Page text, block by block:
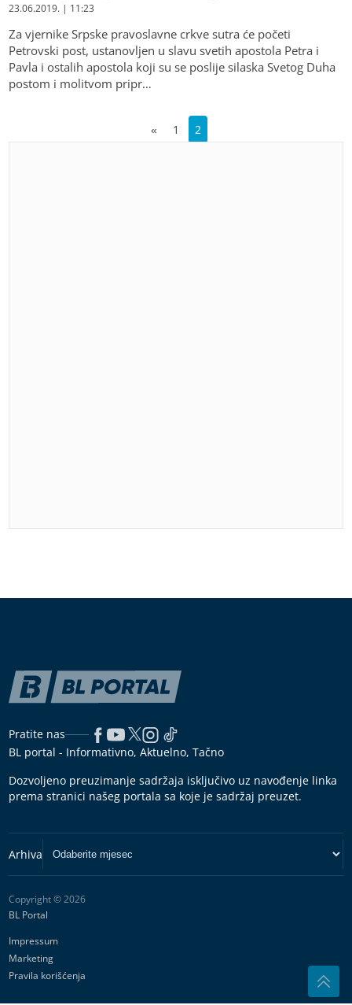
23.06.2019. | 11:23
Za vjernike Srpske pravoslavne crkve sutra će početi
Petrovski post, ustanovljen u slavu svetih apostola Petra i
Pavla i ostalih apostola koji su se poslije silaska Svetog Duha
postom i molitvom pripr…
« 1 2
Pratite nas
BL portal - Informativno, Aktuelno, Tačno
Dozvoljeno preuzimanje sadržaja isključivo uz navođenje linka
prema stranici našeg portala sa koje je sadržaj preuzet.
Copyright © 2026
BL Portal
Impressum
Marketing
Pravila korišćenja